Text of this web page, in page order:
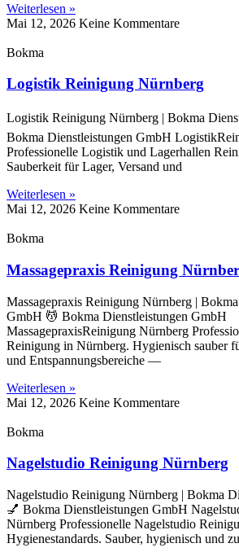
Weiterlesen »
Mai 12, 2026 Keine Kommentare
Bokma
Logistik Reinigung Nürnberg
Logistik Reinigung Nürnberg | Bokma
Bokma Dienstleistungen GmbH
Professionelle Logistik und Lagerhallen
Sauberkeit für Lager, Versand und
Weiterlesen »
Mai 12, 2026 Keine Kommentare
Bokma
Massagepraxis Reinigung
Massagepraxis Reinigung Nürnberg |
GmbH 💆 Bokma Dienstleistungen GmbH
MassagepraxisReinigung Nürnberg
Reinigung in Nürnberg. Hygienisch sauber
und Entspannungsbereiche —
Weiterlesen »
Mai 12, 2026 Keine Kommentare
Bokma
Nagelstudio Reinigung Nürnberg
Nagelstudio Reinigung Nürnberg | Bokma
💅 Bokma Dienstleistungen GmbH
Nürnberg Professionelle Nagelstudio
Hygienestandards. Sauber, hygienisch und